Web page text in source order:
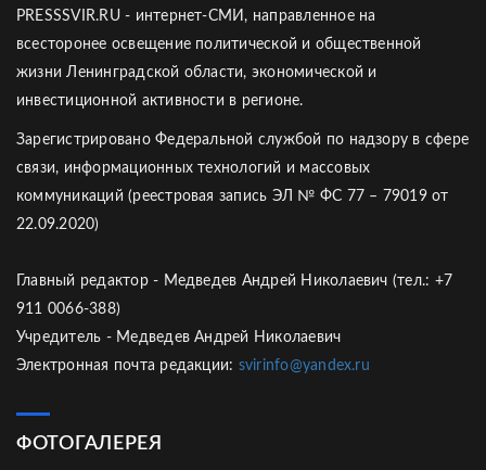
PRESSSVIR.RU - интернет-СМИ, направленное на
всесторонее освещение политической и общественной
жизни Ленинградской области, экономической и
инвестиционной активности в регионе.
Зарегистрировано Федеральной службой по надзору в сфере
связи, информационных технологий и массовых
коммуникаций (реестровая запись ЭЛ № ФС 77 – 79019 от
22.09.2020)
Главный редактор - Медведев Андрей Николаевич (тел.: +7
911 0066-388)
Учредитель - Медведев Андрей Николаевич
Электронная почта редакции: svirinfo@yandex.ru
ФОТОГАЛЕРЕЯ